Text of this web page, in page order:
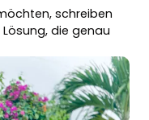
schreiben
die genau